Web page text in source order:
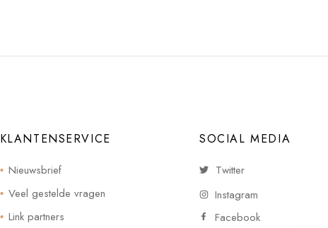
KLANTENSERVICE
Nieuwsbrief
Veel gestelde vragen
Link partners
SOCIAL MEDIA
Twitter
Instagram
Facebook